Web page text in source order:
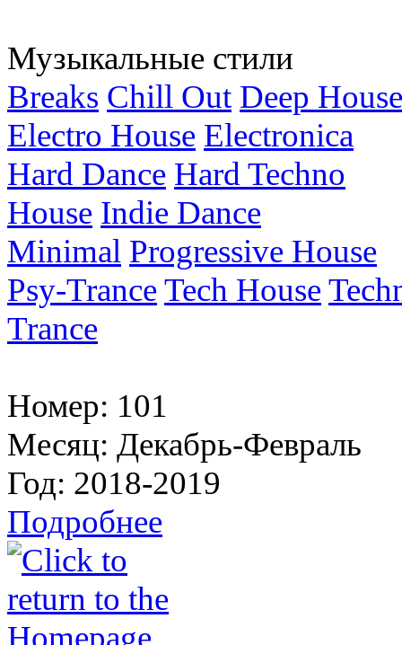
Музыкальные стили
Breaks Chill Out Deep House
Electro House Electronica
Hard Dance Hard Techno
House Indie Dance
Minimal Progressive House
Psy-TranceTech House
Trance
Номер: 101
Месяц: Декабрь-Февраль
Год: 2018-2019
Подробнее